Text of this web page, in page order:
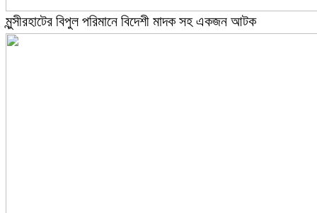
মুন্সীরহাটের বিপুল পরিমানে বিদেশী মাদক সহ একজন আটক